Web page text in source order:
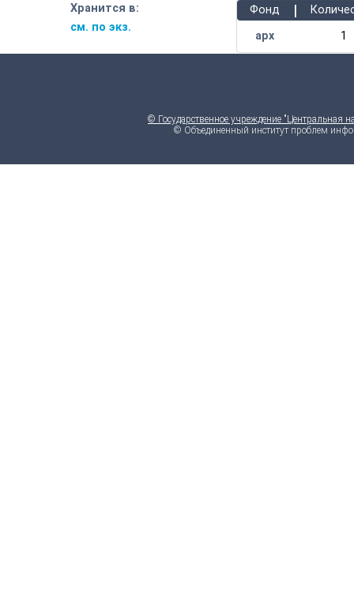
Хранится в:
см. по экз.
Фонд |
арх
1
© Государственное учреждение
© Объединенный институт проблем